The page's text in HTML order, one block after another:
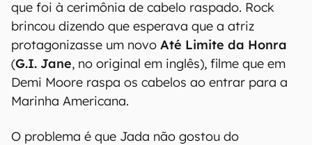
que foi à cerimônia de cabelo raspado. Rock
brincou dizendo que esperava que a atriz
protagonizasse um novo Até Limite da Honra
(G.I. Jane, no original em inglês), filme que em
Demi Moore raspa os cabelos ao entrar para a
Marinha Americana.
O problema é que Jada não gostou do